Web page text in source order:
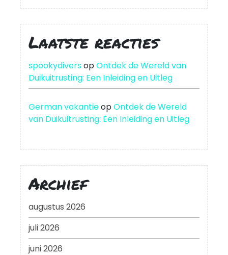
Laatste reacties
spookydiversopOntdek de Wereld van
Duikuitrusting: Een Inleiding en Uitleg
German vakantieopOntdek de Wereld
van Duikuitrusting: Een Inleiding en Uitleg
Archief
augustus 2026
juli 2026
juni 2026